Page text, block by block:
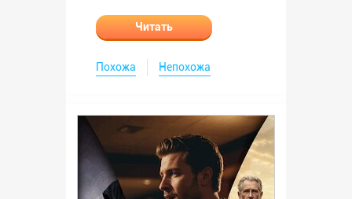
Читать
Похожа Непохожа